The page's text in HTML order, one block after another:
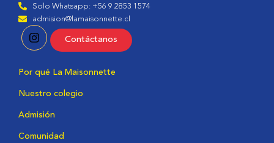
Solo Whatsapp: +56 9 2853 1574
admision@lamaisonnette.cl
Contáctanos
Por qué La Maisonnette
Nuestro colegio
Admisión
Comunidad